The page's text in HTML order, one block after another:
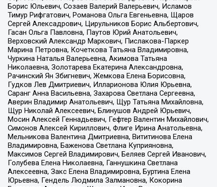
Борис Юльевич, Созаев Валерий Валерьевич, Исламов
Тимур Рифгатович, Романова Ольга Евгеньевна, Щаров
Сергей Алексадрович, Цирульников Борис Альбертович,
Гасан Ольга Павловна, Паутов Юрий Анатольевич,
Верховский Александр Маркович, Пислакова-Паркер
Марина Петровна, Кочеткова Татьяна Владимировна,
Чуркина Наталья Валерьевна, Акимова Татьяна
Николаевна, Золотарева Екатерина Александровна,
Рачинский Ян Збигневич, Жемкова Елена Борисовна,
Гудков Лев Дмитриевич, Илларионова Юлия Юрьевна,
Саранг Анна Васильевна, Захарова Светлана Сергеевна,
Аверин Владимир Анатольевич, Щур Татьяна Михайловна,
Щур Николай Алексеевич, Блинушов Андрей Юрьевич,
Мосин Алексей Геннадьевич, Гефтер Валентин Михайлович,
Симонов Алексей Кириллович, Флиге Ирина Анатольевна,
Мельникова Валентина Дмитриевна, Вититинова Елена
Владимировна, Баженова Светлана Куприяновна,
Максимов Сергей Владимирович, Беляев Сергей Иванович,
Голубева Елена Николаевна, Ганнушкина Светлана
Алексеевна, Закс Елена Владимировна, Буртина Елена
Юрьевна, Гендель Людмила Залмановна, Кокорина